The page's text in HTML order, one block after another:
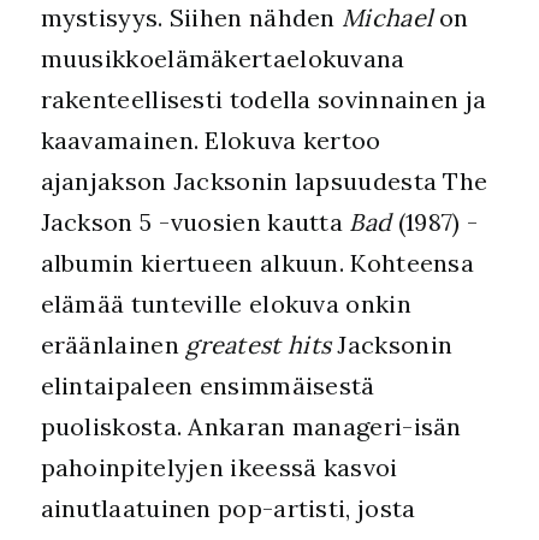
mystisyys. Siihen nähden Michaelon
muusikkoelämäkertaelokuvana
rakenteellisesti todella sovinnainen ja
kaavamainen. Elokuva kertoo
ajanjakson Jacksonin lapsuudesta The
Jackson 5 -vuosien kautta Bad(1987) -
albumin kiertueen alkuun. Kohteensa
elämää tunteville elokuva onkin
eräänlainen greatest hitsJacksonin
elintaipaleen ensimmäisestä
puoliskosta. Ankaran manageri-isän
pahoinpitelyjen ikeessä kasvoi
ainutlaatuinen pop-artisti, josta